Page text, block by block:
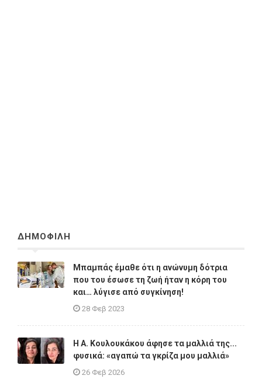
ΔΗΜΟΦΙΛΗ
Μπαμπάς έμαθε ότι η ανώνυμη δότρια
που του έσωσε τη ζωή ήταν η κόρη του
και… λύγισε από συγκίνηση!
28 Φεβ 2023
Η A. Κουλουκάκου άφησε τα μαλλιά της...
φυσικά: «αγαπώ τα γκρίζα μου μαλλιά»
26 Φεβ 2026